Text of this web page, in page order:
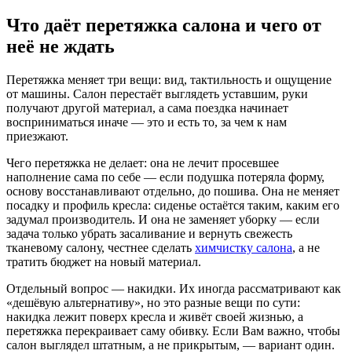
Что даёт перетяжка салона и чего от
неё не ждать
Перетяжка меняет три вещи: вид, тактильность и ощущение
от машины. Салон перестаёт выглядеть уставшим, руки
получают другой материал, а сама поездка начинает
восприниматься иначе — это и есть то, за чем к нам
приезжают.
Чего перетяжка не делает: она не лечит просевшее
наполнение сама по себе — если подушка потеряла форму,
основу восстанавливают отдельно, до пошива. Она не меняет
посадку и профиль кресла: сиденье остаётся таким, каким его
задумал производитель. И она не заменяет уборку — если
задача только убрать засаливание и вернуть свежесть
тканевому салону, честнее сделать химчистку салона, а не
тратить бюджет на новый материал.
Отдельный вопрос — накидки. Их иногда рассматривают как
«дешёвую альтернативу», но это разные вещи по сути:
накидка лежит поверх кресла и живёт своей жизнью, а
перетяжка перекраивает саму обивку. Если Вам важно, чтобы
салон выглядел штатным, а не прикрытым, — вариант один.